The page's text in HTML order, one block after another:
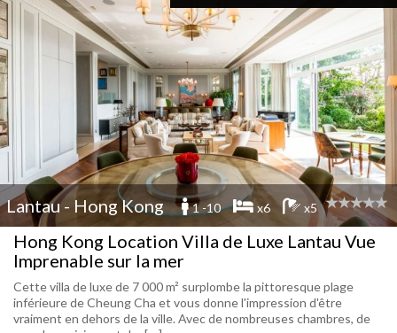
Lantau - Hong Kong 1 -10 x6 x5
Hong Kong Location Villa de Luxe Lantau Vue
Imprenable sur la mer
Cette villa de luxe de 7 000 m² surplombe la pittoresque plage
inférieure de Cheung Cha et vous donne l'impression d'être
vraiment en dehors de la ville. Avec de nombreuses chambres, de